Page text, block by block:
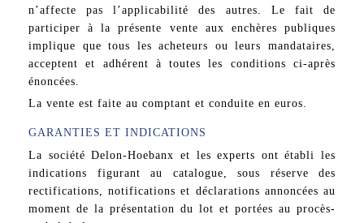
n’affecte pas l’applicabilité des autres. Le fait de
participer à la présente vente aux enchères publiques
implique que tous les acheteurs ou leurs mandataires,
acceptent et adhérent à toutes les conditions ci-après
énoncées.
La vente est faite au comptant et conduite en euros.
GARANTIES ET INDICATIONS
La société Delon-Hoebanx et les experts ont établi les
indications figurant au catalogue, sous réserve des
rectifications, notifications et déclarations annoncées au
moment de la présentation du lot et portées au procès-